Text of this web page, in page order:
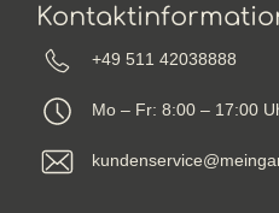
+49 511 42038888
Mo – Fr: 8:00 – 17:00